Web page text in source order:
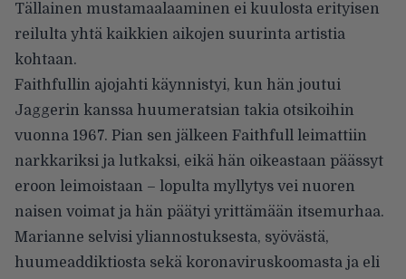
Tällainen mustamaalaaminen ei kuulosta erityisen
reilulta yhtä kaikkien aikojen suurinta artistia
kohtaan.
Faithfullin ajojahti käynnistyi, kun hän joutui
Jaggerin kanssa huumeratsian takia otsikoihin
vuonna 1967. Pian sen jälkeen Faithfull leimattiin
narkkariksi ja lutkaksi, eikä hän oikeastaan päässyt
eroon leimoistaan – lopulta myllytys vei nuoren
naisen voimat ja hän päätyi yrittämään itsemurhaa.
Marianne selvisi yliannostuksesta, syövästä,
huumeaddiktiosta sekä koronaviruskoomasta ja eli